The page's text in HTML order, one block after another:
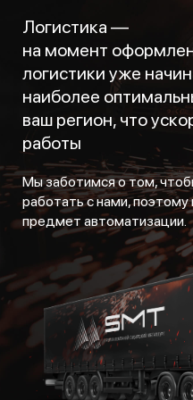
Логистика —
на момент
логистики уже
наиболее
ваш регион, что
работы
Мы заботимся о том,
работать с нами,
предмет автоматизации.